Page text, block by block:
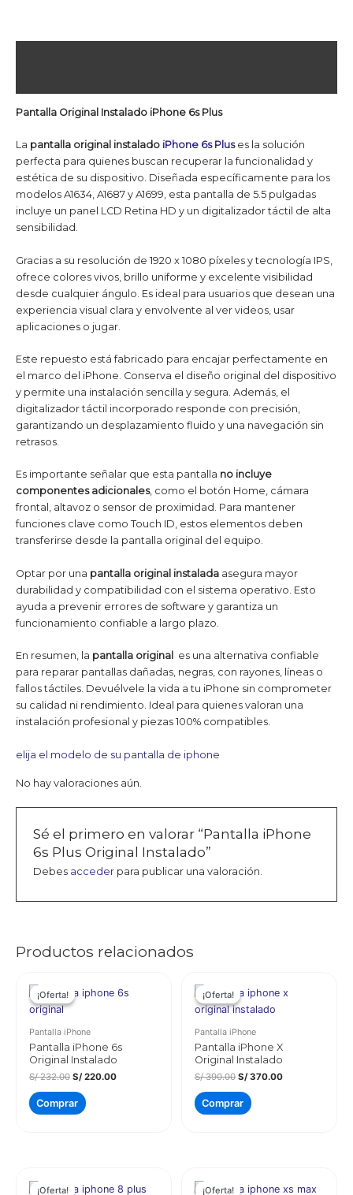
Pantalla Original Instalado iPhone 6s Plus
La pantalla original instalado iPhone 6s Pluses la solución
perfecta para quienes buscan recuperar la funcionalidad y
estética de su dispositivo. Diseñada específicamente para los
modelos A1634, A1687 y A1699, esta pantalla de 5.5 pulgadas
incluye un panel LCD Retina HD y un digitalizador táctil de alta
sensibilidad.
Gracias a su resolución de 1920 x 1080 píxeles y tecnología IPS,
ofrece colores vivos, brillo uniforme y excelente visibilidad
desde cualquier ángulo. Es ideal para usuarios que desean una
experiencia visual clara y envolvente al ver videos, usar
aplicaciones o jugar.
Este repuesto está fabricado para encajar perfectamente en
el marco del iPhone. Conserva el diseño original del dispositivo
y permite una instalación sencilla y segura. Además, el
digitalizador táctil incorporado responde con precisión,
garantizando un desplazamiento fluido y una navegación sin
retrasos.
Es importante señalar que esta pantalla no incluye
componentes adicionales, como el botón Home, cámara
frontal, altavoz o sensor de proximidad. Para mantener
funciones clave como Touch ID, estos elementos deben
transferirse desde la pantalla original del equipo.
Optar por una pantalla original instalada asegura mayor
durabilidad y compatibilidad con el sistema operativo. Esto
ayuda a prevenir errores de software y garantiza un
funcionamiento confiable a largo plazo.
En resumen, la pantalla original
es una alternativa confiable
para reparar pantallas dañadas, negras, con rayones, líneas o
fallos táctiles. Devuélvele la vida a tu iPhone sin comprometer
su calidad ni rendimiento. Ideal para quienes valoran una
instalación profesional y piezas 100% compatibles.
elija el modelo de su pantalla de iphone
No hay valoraciones aún.
Sé el primero en valorar “Pantalla iPhone
6s Plus Original Instalado”
Debes acceder para publicar una valoración.
Productos relacionados
¡Oferta!
¡Oferta!
Pantalla iPhone
Pantalla iPhone 6s
Original Instalado
S/232.00 El
original
era:
S/220.00El
Comprar
¡Oferta!
¡Oferta!
Pantalla iPhone
Pantalla iPhone X
Original Instalado
S/390.00 El
original
era:
S/370.00El
Comprar
¡Oferta!
¡Oferta! ¡Oferta!
¡Oferta!